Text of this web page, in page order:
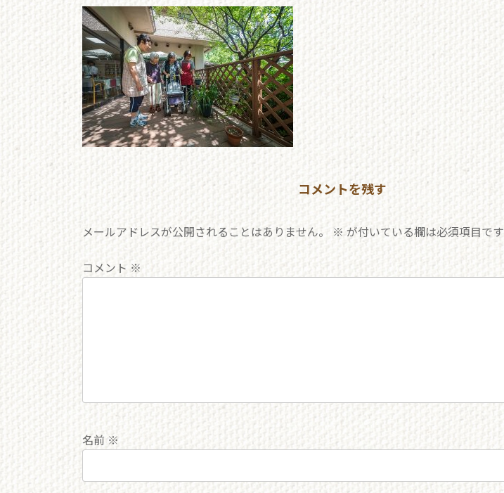
新
日
時
:
コメントを残す
メールアドレスが公開されることはありません。 ※ が付いている欄は必須項目です
コメント ※
名前 ※